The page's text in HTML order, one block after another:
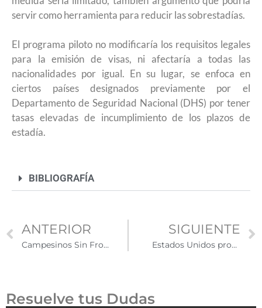
servir como herramienta para reducir las sobrestadías.
El programa piloto no modificaría los requisitos legales
para la emisión de visas, ni afectaría a todas las
nacionalidades por igual. En su lugar, se enfoca en
ciertos países designados previamente por el
Departamento de Seguridad Nacional (DHS) por tener
tasas elevadas de incumplimiento de los plazos de
estadía.
BIBLIOGRAFÍA
ANTERIOR
Campesinos Sin Fronteras, la organización que atiende a trabajadores agrícolas en la frontera de Arizona
SIGUIENTE
Estados Unidos propone escaneo de pasaporte como requisito para participar en la Lotería de Visas
Resuelve tus Dudas